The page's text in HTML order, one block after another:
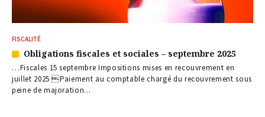
FISCALITÉ
Article
réservé
à
nos
Obligations fiscales et sociales – septembre 2025
…Fiscales 15 septembre Impositions mises en recouvrement en
juillet 2025 Paiement au comptable chargé du recouvrement sous
peine de majoration...